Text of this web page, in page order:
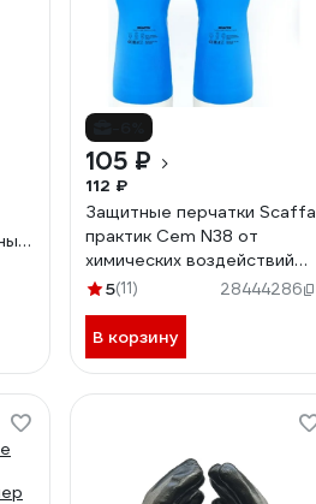
105 ₽
112 ₽
Защитные перчатки Scaffa
практик Cem N38 от
химических воздействий
размер 7 00-01017720
5(11) 28444286
В корзину